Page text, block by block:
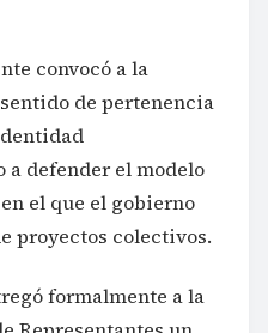
convocó a la
de pertenencia
a defender el modelo
el que el gobierno
proyectos colectivos.
formalmente a la